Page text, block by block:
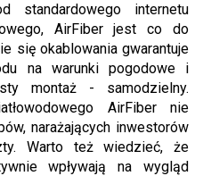
standardowego internetu
AirFiber jest co do
się okablowania gwarantuje
na warunki pogodowe i
montaż - samodzielny.
AirFiber nie
narażających inwestorów
Warto też wiedzieć, że
wpływają na wygląd